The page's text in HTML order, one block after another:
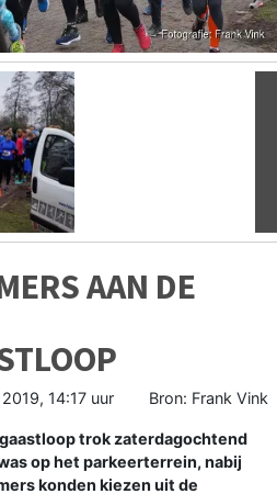
AAN DE
14:17 uur Bron: Frank Vink
trok zaterdagochtend
op het parkeerterrein, nabij
konden kiezen uit de